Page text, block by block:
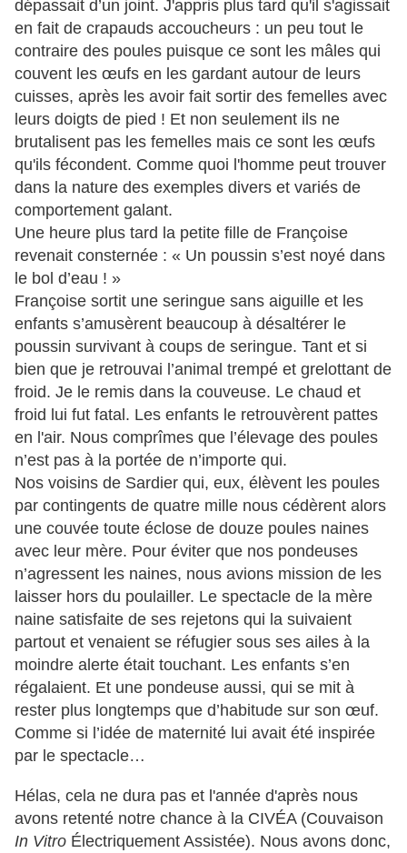
dépassait d’un joint. J'appris plus tard qu'il s'agissait
en fait de crapauds accoucheurs : un peu tout le
contraire des poules puisque ce sont les mâles qui
couvent les œufs en les gardant autour de leurs
cuisses, après les avoir fait sortir des femelles avec
leurs doigts de pied ! Et non seulement ils ne
brutalisent pas les femelles mais ce sont les œufs
qu'ils fécondent. Comme quoi l'homme peut trouver
dans la nature des exemples divers et variés de
comportement galant.
Une heure plus tard la petite fille de Françoise
revenait consternée : « Un poussin s’est noyé dans
le bol d’eau ! »
Françoise sortit une seringue sans aiguille et les
enfants s’amusèrent beaucoup à désaltérer le
poussin survivant à coups de seringue. Tant et si
bien que je retrouvai l’animal trempé et grelottant de
froid. Je le remis dans la couveuse. Le chaud et
froid lui fut fatal. Les enfants le retrouvèrent pattes
en l'air. Nous comprîmes que l’élevage des poules
n’est pas à la portée de n’importe qui.
Nos voisins de Sardier qui, eux, élèvent les poules
par contingents de quatre mille nous cédèrent alors
une couvée toute éclose de douze poules naines
avec leur mère. Pour éviter que nos pondeuses
n’agressent les naines, nous avions mission de les
laisser hors du poulailler. Le spectacle de la mère
naine satisfaite de ses rejetons qui la suivaient
partout et venaient se réfugier sous ses ailes à la
moindre alerte était touchant. Les enfants s’en
régalaient. Et une pondeuse aussi, qui se mit à
rester plus longtemps que d’habitude sur son œuf.
Comme si l’idée de maternité lui avait été inspirée
par le spectacle…
Hélas, cela ne dura pas et l'année d'après nous
avons retenté notre chance à la CIVÉA (Couvaison
In Vitro Électriquement Assistée). Nous avons donc,